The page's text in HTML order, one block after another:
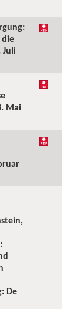
Juli
Mai
De